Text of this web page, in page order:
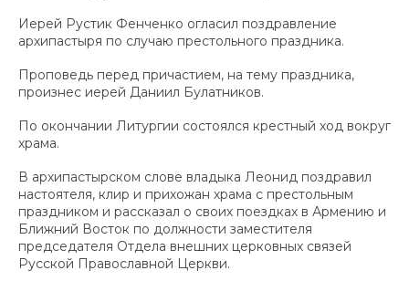
Иерей Рустик Фенченко огласил поздравление
архипастыря по случаю престольного праздника.
Проповедь перед причастием, на тему праздника,
произнес иерей Даниил Булатников.
По окончании Литургии состоялся крестный ход вокруг
храма.
В архипастырском слове владыка Леонид поздравил
настоятеля, клир и прихожан храма с престольным
праздником и рассказал о своих поездках в Армению и
Ближний Восток по должности заместителя
председателя Отдела внешних церковных связей
Русской Православной Церкви.